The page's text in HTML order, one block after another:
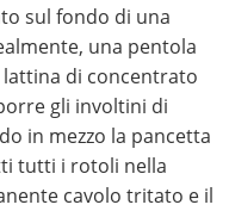
sul fondo di una
una pentola
lattina di concentrato
gli involtini di
in mezzo la pancetta
tutti i rotoli nella
cavolo tritato e il